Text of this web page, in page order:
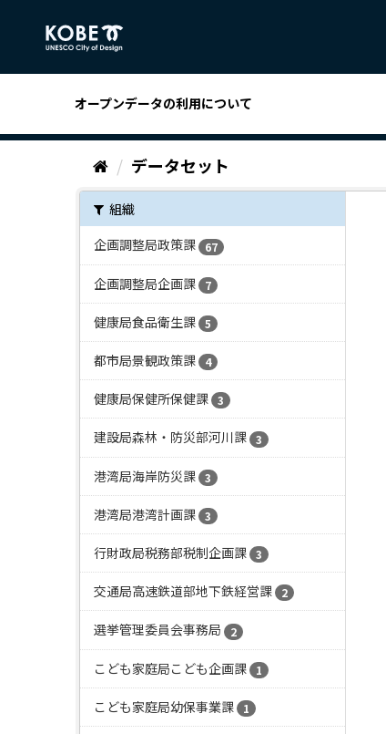
プ
内
オープンデータの利用について
データセット
組織
企画調整局政策課
67
企画調整局企画課 7
健康局食品衛生課 5
都市局景観政策課 4
健康局保健所保健課 3
建設局森林・防災部河川課 3
港湾局海岸防災課 3
港湾局港湾計画課 3
行財政局税務部税制企画課 3
交通局高速鉄道部地下鉄経営課 2
選挙管理委員会事務局 2
こども家庭局こども企画課 1
こども家庭局幼保事業課 1